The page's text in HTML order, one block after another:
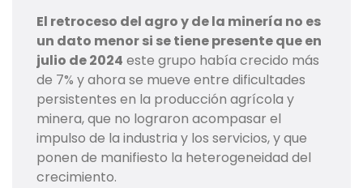
El retroceso del agro y de la minería no es
un dato menor si se tiene presente que en
julio de 2024 este grupo había crecido más
de 7% y ahora se mueve entre dificultades
persistentes en la producción agrícola y
minera, que no lograron acompasar el
impulso de la industria y los servicios, y que
ponen de manifiesto la heterogeneidad del
crecimiento.